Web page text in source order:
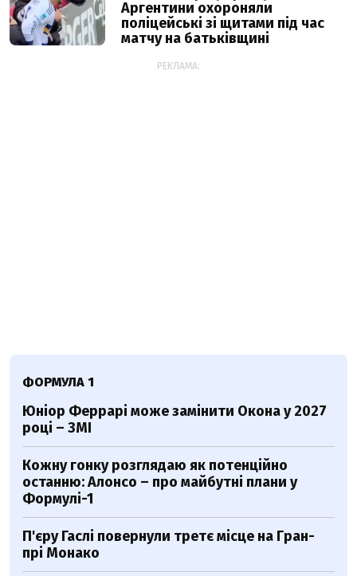
Аргентини охороняли
поліцейські зі щитами під час
матчу на батьківщині
РЕКЛАМА:
ФОРМУЛА 1
Юніор Феррарі може замінити Окона у 2027
році – ЗМІ
Кожну гонку розглядаю як потенційно
останню: Алонсо – про майбутні плани у
Формулі-1
П'єру Гаслі повернули третє місце на Гран-
прі Монако